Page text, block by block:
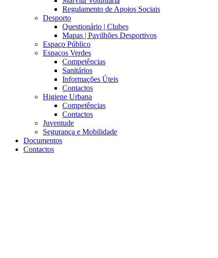
Regulamento de Apoios Sociais
Desporto
Questionário | Clubes
Mapas | Pavilhões Desportivos
Espaço Público
Espaços Verdes
Competências
Sanitários
Informações Úteis
Contactos
Higiene Urbana
Competências
Contactos
Juventude
Segurança e Mobilidade
Documentos
Contactos